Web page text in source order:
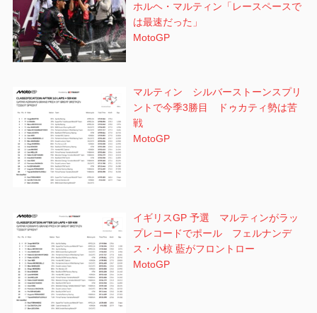
ホルヘ・マルティン「レースペースで
は最速だった」
MotoGP
マルティン シルバーストーンスプリ
ントで今季3勝目 ドゥカティ勢は苦
戦
MotoGP
イギリスGP 予選 マルティンがラッ
プレコードでポール フェルナンデ
ス・小椋 藍がフロントロー
MotoGP